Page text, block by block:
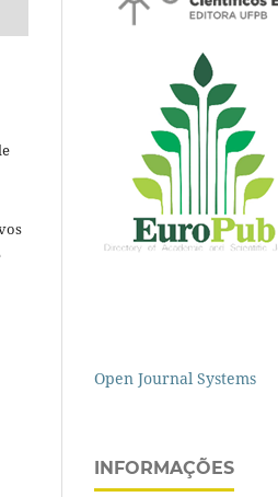
Open Journal Systems
INFORMAÇÕES